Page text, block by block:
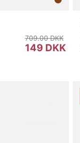
149 DKK
709.00 DKK